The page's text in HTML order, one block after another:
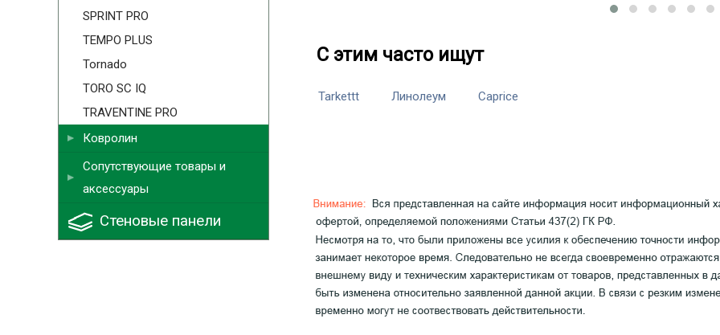
С этим часто ищут
Tarkettt Линолеум Caprice
SPRINT PRO
TEMPO PLUS
Tornado
TORO SC IQ
TRAVENTINE PRO
Ковролин
Сопутствующие товары и
аксессуары
Стеновые панели